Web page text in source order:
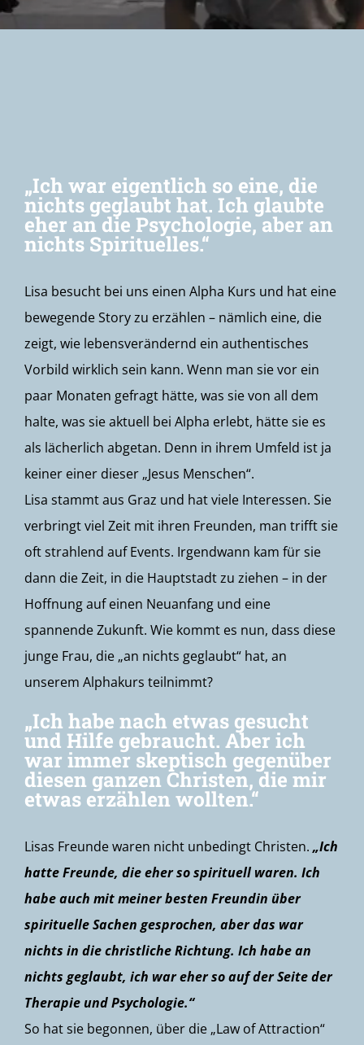
„Ich war eigentlich so eine, die
nichts geglaubt hat. Ich glaubte
eher an die Psychologie, aber an
nichts Spirituelles.“
Lisa besucht bei uns einen Alpha Kurs und hat eine
bewegende Story zu erzählen – nämlich eine, die
zeigt, wie lebensverändernd ein authentisches
Vorbild wirklich sein kann. Wenn man sie vor ein
paar Monaten gefragt hätte, was sie von all dem
halte, was sie aktuell bei Alpha erlebt, hätte sie es
als lächerlich abgetan. Denn in ihrem Umfeld ist ja
keiner einer dieser „Jesus Menschen“.
Lisa stammt aus Graz und hat viele Interessen. Sie
verbringt viel Zeit mit ihren Freunden, man trifft sie
oft strahlend auf Events. Irgendwann kam für sie
dann die Zeit, in die Hauptstadt zu ziehen – in der
Hoffnung auf einen Neuanfang und eine
spannende Zukunft. Wie kommt es nun, dass diese
junge Frau, die „an nichts geglaubt“ hat, an
unserem Alphakurs teilnimmt?
„Ich habe nach etwas gesucht
und Hilfe gebraucht. Aber ich
war immer skeptisch gegenüber
diesen ganzen Christen, die mir
etwas erzählen wollten.“
Lisas Freunde waren nicht unbedingt Christen. „Ich
hatte Freunde, die eher so spirituell waren. Ich
habe auch mit meiner besten Freundin über
spirituelle Sachen gesprochen, aber das war
nichts in die christliche Richtung. Ich habe an
nichts geglaubt, ich war eher so auf der Seite der
Therapie und Psychologie.“
So hat sie begonnen, über die „Law of Attraction“